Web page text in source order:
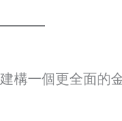
構一個更全面的